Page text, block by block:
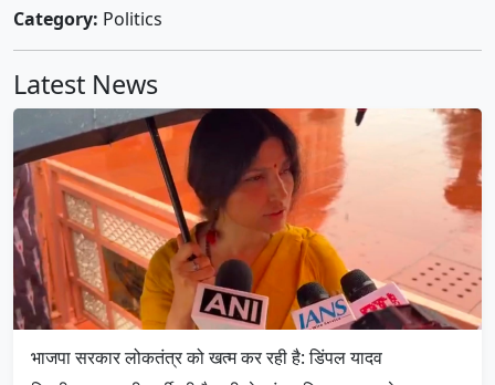
Category: Politics
Latest News
भाजपा सरकार लोकतंत्र को खत्म कर रही है: डिंपल यादव